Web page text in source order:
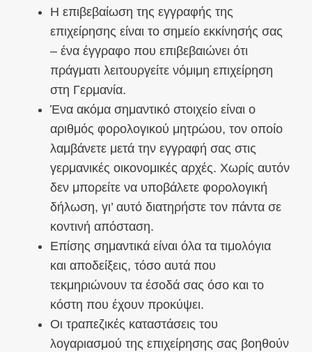
Η επιβεβαίωση της εγγραφής της
επιχείρησης είναι το σημείο εκκίνησής σας
– ένα έγγραφο που επιβεβαιώνει ότι
πράγματι λειτουργείτε νόμιμη επιχείρηση
στη Γερμανία.
Ένα ακόμα σημαντικό στοιχείο είναι ο
αριθμός φορολογικού μητρώου, τον οποίο
λαμβάνετε μετά την εγγραφή σας στις
γερμανικές οικονομικές αρχές. Χωρίς αυτόν
δεν μπορείτε να υποβάλετε φορολογική
δήλωση, γι’ αυτό διατηρήστε τον πάντα σε
κοντινή απόσταση.
Επίσης σημαντικά είναι όλα τα τιμολόγια
και αποδείξεις, τόσο αυτά που
τεκμηριώνουν τα έσοδά σας όσο και το
κόστη που έχουν προκύψει.
Οι τραπεζικές καταστάσεις του
λογαριασμού της επιχείρησης σας βοηθούν